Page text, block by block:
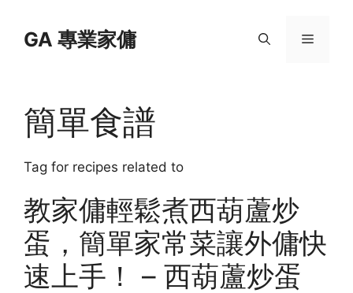
contentGA 專業家傭 Menu
簡單食譜
Tag for recipes related to
教家傭輕鬆煮西葫蘆炒
蛋，簡單家常菜讓外傭快
速上手！ – 西葫蘆炒蛋